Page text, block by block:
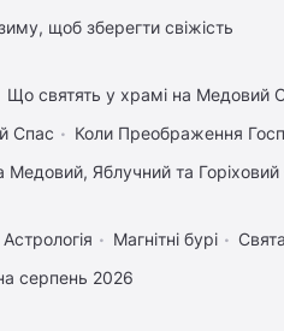
щоб зберегти свіжість
Що святять у храмі на Медовий
Спас
Коли Преображення
Яблучний та Горіховий
Астрологія Магнітні бурі Свята
серпень 2026